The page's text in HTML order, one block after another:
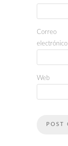
Correo
electrónico
Web